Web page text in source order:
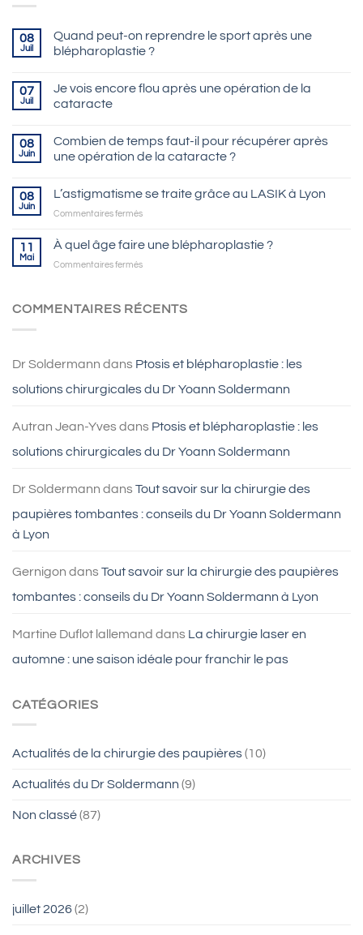
08
Juil
Quand peut-on reprendre le sport après une
blépharoplastie ?
07
Juil
Je vois encore flou après une opération de la
cataracte
08
Juin
Combien de temps faut-il pour récupérer après
une opération de la cataracte ?
08
Juin
L’astigmatisme se traite grâce au LASIK à Lyon
Commentaires ferméssur
grâce
à
11
Mai
À quel âge faire une blépharoplastie ?
Commentaires ferméssur
âge
?
COMMENTAIRES RÉCENTS
Dr Soldermann dans Ptosis et blépharoplastie : les
solutions chirurgicales du Dr Yoann Soldermann
Autran Jean-Yves dans Ptosis et blépharoplastie : les
solutions chirurgicales du Dr Yoann Soldermann
Dr Soldermann dans Tout savoir sur la chirurgie des
paupières tombantes : conseils du Dr Yoann Soldermann
à Lyon
Gernigon dans Tout savoir sur la chirurgie des paupières
tombantes : conseils du Dr Yoann Soldermann à Lyon
Martine Duflot lallemand dans La chirurgie laser en
automne : une saison idéale pour franchir le pas
CATÉGORIES
Actualités de la chirurgie des paupières(10)
Actualités du Dr Soldermann (9)
Non classé(87)
ARCHIVES
juillet 2026(2)